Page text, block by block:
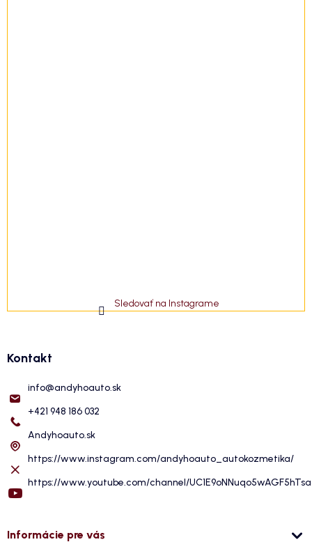
Sledovať na Instagrame
Kontakt
info@andyhoauto.sk
+421 948 186 032
Andyhoauto.sk
https://www.instagram.com/andyhoauto_autokozmetika/
https://www.youtube.com/channel/
Informácie pre vás